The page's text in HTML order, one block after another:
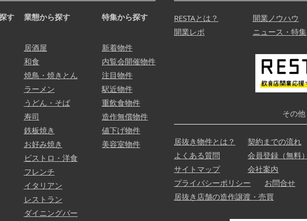
す 業態から探す
居酒屋
和食
焼鳥・焼きとん
ラーメン
うどん・そば
寿司
鉄板焼き
お好み焼き
ビストロ・洋食
フレンチ
イタリアン
レストラン
ダイニングバー
特集から探す
新着物件
内覧会開催物件
注目物件
駅近物件
重飲食物件
造作無償物件
値下げ物件
美容室物件
RESTAとは？ 開業ノウハウ
開業レポ
ニュース・特集
その他
居抜き物件とは？ 契約までの流れ
よくある質問
会員登録（無料）
サイトマップ
会社案内
プライバシーポリシー
お問合せ
居抜き店舗の造作譲渡・売買